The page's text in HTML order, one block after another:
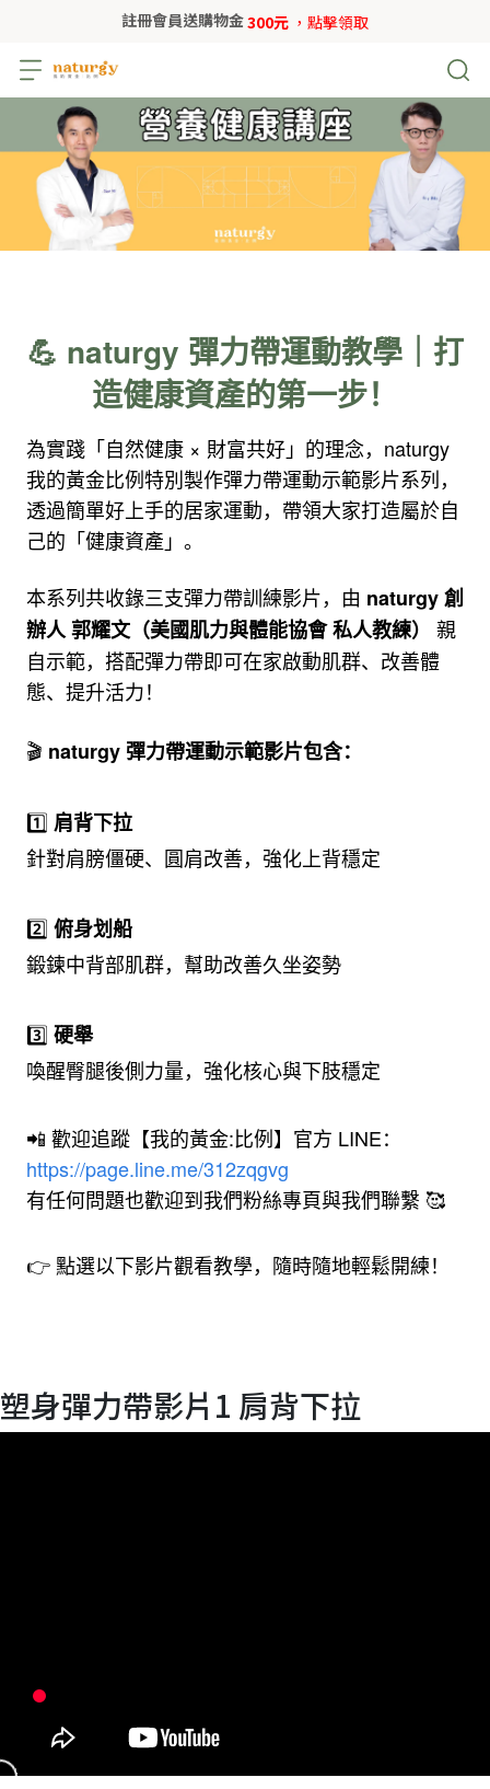
註冊會員送購物金300元 ，點擊領取
💪 naturgy 彈力帶運動教學｜打
造健康資產的第一步！
為實踐「自然健康 × 財富共好」的理念，naturgy
我的黃金比例特別製作彈力帶運動示範影片系列，
透過簡單好上手的居家運動，帶領大家打造屬於自
己的「健康資產」。
本系列共收錄三支彈力帶訓練影片，由 naturgy 創
辦人 郭耀文（美國肌力與體能協會 私人教練）
親
自示範，搭配彈力帶即可在家啟動肌群、改善體
態、提升活力！
🎬 naturgy 彈力帶運動示範影片包含：
1️⃣ 肩背下拉
針對肩膀僵硬、圓肩改善，強化上背穩定
2️⃣ 俯身划船
鍛鍊中背部肌群，幫助改善久坐姿勢
3️⃣ 硬舉
喚醒臀腿後側力量，強化核心與下肢穩定
📲 歡迎追蹤【我的黃金:比例】官方 LINE：
https://page.line.me/312zqgvg
有任何問題也歡迎到我們粉絲專頁與我們聯繫 🥰
👉 點選以下影片觀看教學，隨時隨地輕鬆開練！
塑身彈力帶影片1 肩背下拉